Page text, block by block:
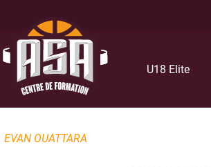
U18 Elite
EVAN OUATTARA